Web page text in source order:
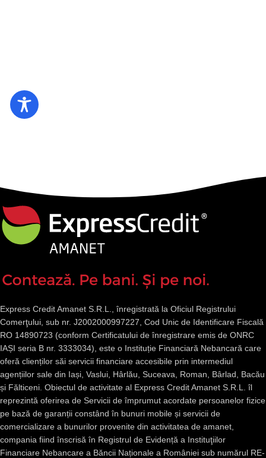
Express Credit Amanet S.R.L., înregistrată la Oficiul Registrului
Comerţului, sub nr. J2002000997227, Cod Unic de Identificare Fiscală
RO 14890723 (conform Certificatului de înregistrare emis de ONRC
IAȘI seria B nr. 3333034), este o Instituție Financiară Nebancară care
oferă clienților săi servicii financiare accesibile prin intermediul
agențiilor sale din Iași, Vaslui, Hârlău, Suceava, Roman, Bârlad, Bacău
și Fălticeni. Obiectul de activitate al Express Credit Amanet S.R.L. îl
reprezintă oferirea de Servicii de împrumut acordate persoanelor fizice
pe bază de garanții constând în bunuri mobile și servicii de
comercializare a bunurilor provenite din activitatea de amanet,
compania fiind înscrisă în Registrul de Evidență a Instituţiilor
Financiare Nebancare a Băncii Naționale a României sub numărul RE-